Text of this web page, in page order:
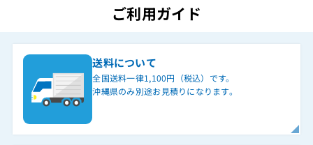
ご利用ガイド
送料について
全国送料一律1,100円（税込）です。
沖縄県のみ別途お見積りになります。